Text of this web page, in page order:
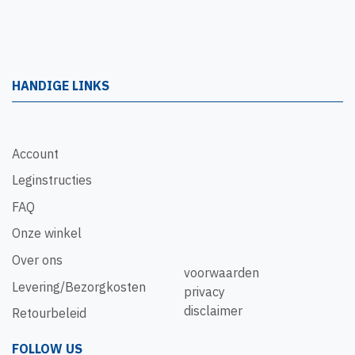
HANDIGE LINKS
Account
Leginstructies
FAQ
Onze winkel
Over ons
Levering/Bezorgkosten
Retourbeleid
voorwaarden
privacy
disclaimer
FOLLOW US